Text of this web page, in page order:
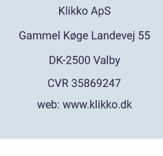
web:www.klikko.dk